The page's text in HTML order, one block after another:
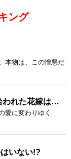
ング
本物は、この憎悪だ
マリッジシンデレラ 拾われた花嫁は一途な副社長に溺愛される
愛に変わりゆく
いない!?